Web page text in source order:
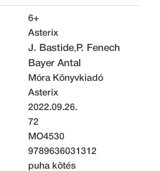
6+
Asterix
J. Bastide, P. Fenech
Bayer Antal
Móra Könyvkiadó
Asterix
2022.09.26.
72
MO4530
9789636031312
puha kötés